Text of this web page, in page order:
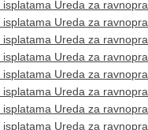
isplatama Ureda za
isplatama Ureda za
isplatama Ureda za
isplatama Ureda za
isplatama Ureda za
isplatama Ureda za
isplatama Ureda za
isplatama Ureda za